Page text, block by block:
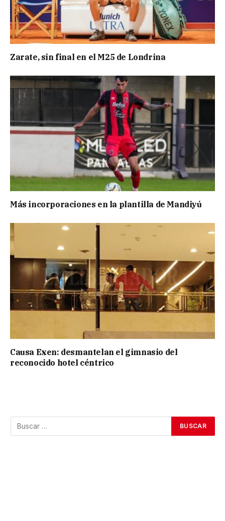
Zarate, sin final en el M25 de Londrina
Más incorporaciones en la plantilla de Mandiyú
Causa Exen: desmantelan el gimnasio del
reconocido hotel céntrico